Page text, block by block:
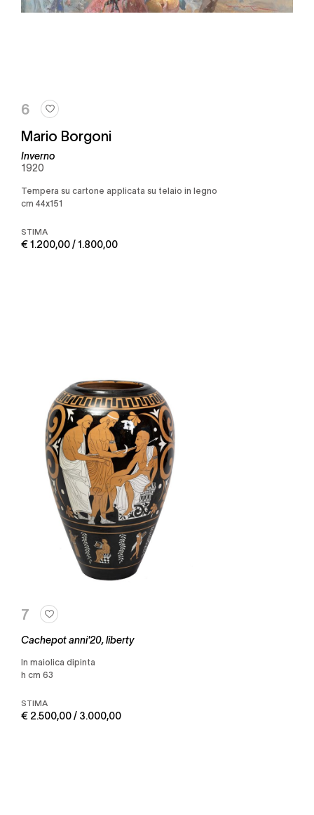
6
Mario Borgoni
Inverno
1920
Tempera su cartone applicata su telaio in legno
cm 44x151
STIMA
€ 1.200,00 / 1.800,00
7
Cachepot anni'20, liberty
in maiolica dipinta
h cm 63
STIMA
€ 2.500,00 / 3.000,00